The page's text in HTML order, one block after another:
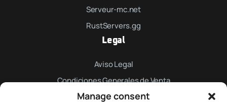
Manage consent
Serveur-mc.net
RustServers.gg
Legal
Aviso Legal
Condiciones Generales de Venta
Política de Privacidad